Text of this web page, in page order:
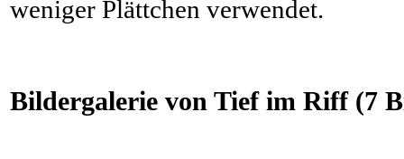
weniger Plättchen verwendet.
Bildergalerie von Tief im Riff (7